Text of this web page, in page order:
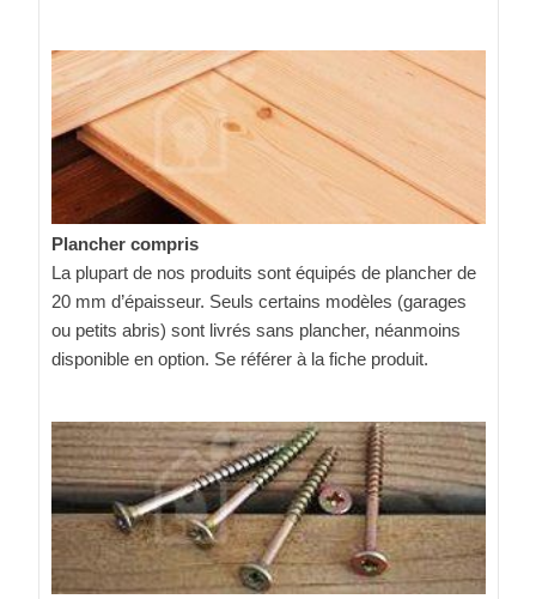
Plancher compris
La plupart de nos produits sont équipés de plancher de
20 mm d’épaisseur. Seuls certains modèles (garages
ou petits abris) sont livrés sans plancher, néanmoins
disponible en option. Se référer à la fiche produit.